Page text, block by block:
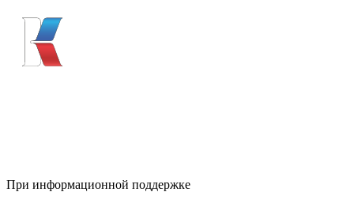
При информационной поддержке